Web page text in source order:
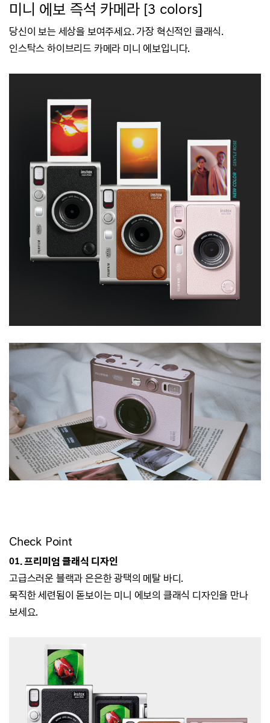
미 니 에보 즉석 카메라 [3 colors]
당신이 보는 세상을 보여주세요. 가장 혁신적인 클래식.
인스탁스 하이브리드 카메라 미니 에보입니다.
Check Point
01. 프리미엄 클래식 디자인
고급스러운 블랙과 은은한 광택의 메탈 바디.
묵직한 세련됨이 돋보이는 미니 에보의 클래식 디자인을 만나
보세요.